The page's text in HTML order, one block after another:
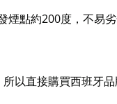
煙點約200度，不易劣
以直接購買西班牙品